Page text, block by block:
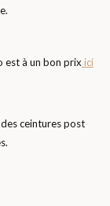
est à un bon prix ici
ceintures post